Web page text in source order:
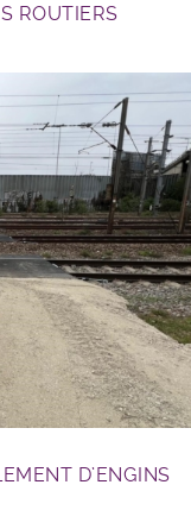
ROUTIERS
D’ENGINS